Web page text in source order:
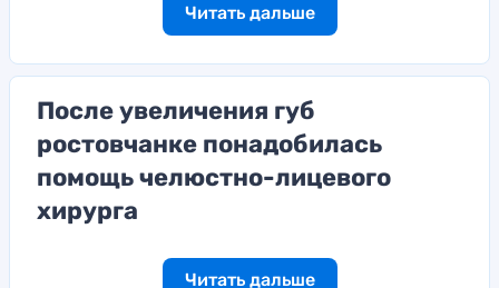
Читать дальше
После увеличения губ
ростовчанке понадобилась
помощь челюстно-лицевого
хирурга
Читать дальше